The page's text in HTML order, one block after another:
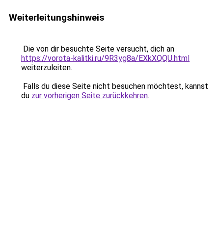
Weiterleitungshinweis
Die von dir besuchte Seite versucht, dich an
https://vorota-kalitki.ru/9R3yg8a/EXkXQQU.html
weiterzuleiten.
Falls du diese Seite nicht besuchen möchtest, kannst
du zur vorherigen Seite zurückkehren.